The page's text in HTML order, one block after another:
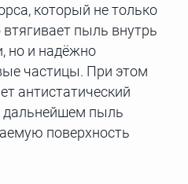
который не только
пыль внутрь
но и надёжно
частицы. При этом
антистатический
дальнейшем пыль
поверхность